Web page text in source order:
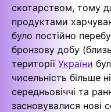
скотарством, тому
продуктами
було постійно
бронзову добу
території України
чисельність більше
середньовіччі та
засновувалися нові